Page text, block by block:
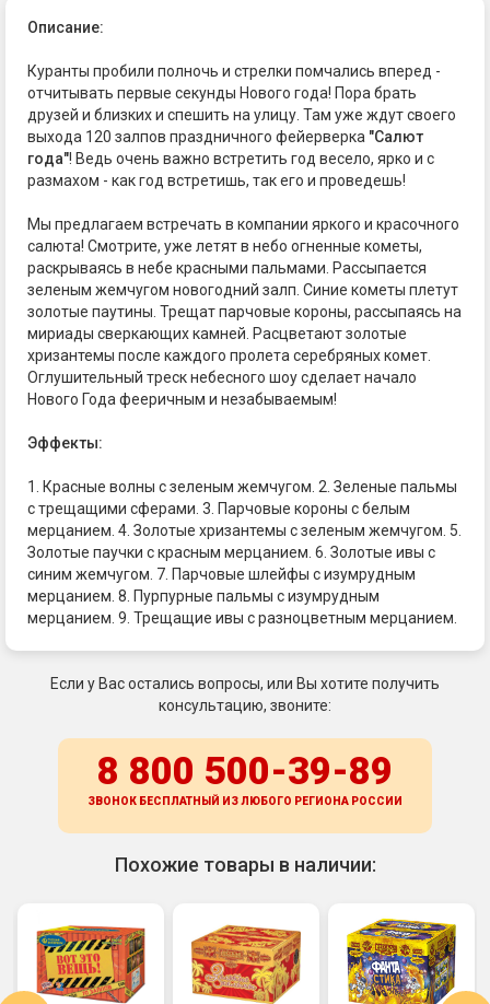
Описание:
Куранты пробили полночь и стрелки помчались вперед -
отчитывать первые секунды Нового года! Пора брать
друзей и близких и спешить на улицу. Там уже ждут своего
выхода 120 залпов праздничного фейерверка "Салют
года"! Ведь очень важно встретить год весело, ярко и с
размахом - как год встретишь, так его и проведешь!
Мы предлагаем встречать в компании яркого и красочного
салюта! Смотрите, уже летят в небо огненные кометы,
раскрываясь в небе красными пальмами. Рассыпается
зеленым жемчугом новогодний залп. Синие кометы плетут
золотые паутины. Трещат парчовые короны, рассыпаясь на
мириады сверкающих камней. Расцветают золотые
хризантемы после каждого пролета серебряных комет.
Оглушительный треск небесного шоу сделает начало
Нового Года фееричным и незабываемым!
Эффекты:
1. Красные волны с зеленым жемчугом. 2. Зеленые пальмы
с трещащими сферами. 3. Парчовые короны с белым
мерцанием. 4. Золотые хризантемы с зеленым жемчугом. 5.
Золотые паучки с красным мерцанием. 6. Золотые ивы с
синим жемчугом. 7. Парчовые шлейфы с изумрудным
мерцанием. 8. Пурпурные пальмы с изумрудным
мерцанием. 9. Трещащие ивы с разноцветным мерцанием.
Если у Вас остались вопросы, или Вы хотите получить
консультацию, звоните:
8 800 500-39-89
ЗВОНОК БЕСПЛАТНЫЙ ИЗ ЛЮБОГО РЕГИОНА РОССИИ
Похожие товары в наличии: